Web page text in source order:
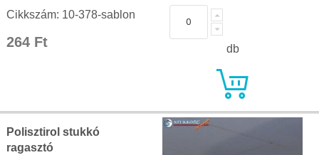
Cikkszám: 10-378-sablon
264 Ft db
Polisztirol stukkó
ragasztó